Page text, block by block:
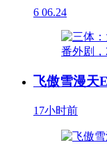
6 06.24
飞傲雪漫天
17小时前